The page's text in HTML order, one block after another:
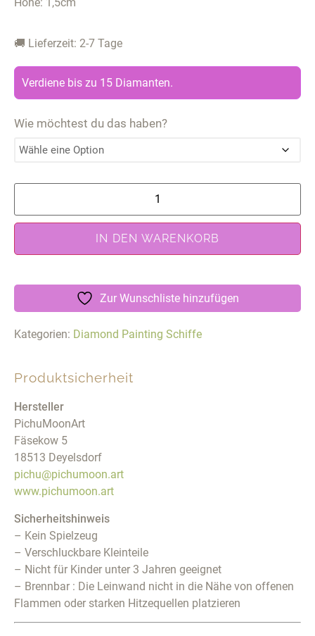
🚚 Lieferzeit: 2-7 Tage
Verdiene bis zu 15 Diamanten.
Wie möchtest du das haben?
IN DEN WARENKORB
Zur Wunschliste hinzufügen
Kategorien: Diamond Painting Schiffe
Produktsicherheit
Hersteller
PichuMoonArt
Fäsekow 5
18513 Deyelsdorf
pichu@pichumoon.art
www.pichumoon.art
Sicherheitshinweis
– Kein Spielzeug
– Verschluckbare Kleinteile
– Nicht für Kinder unter 3 Jahren geeignet
– Brennbar : Die Leinwand nicht in die Nähe von offenen
Flammen oder starken Hitzequellen platzieren